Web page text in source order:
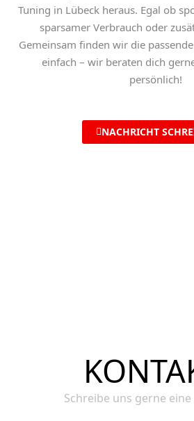
Tuning in Lübeck heraus. Egal ob
sparsamer Verbrauch oder
Gemeinsam finden wir die
einfach – wir beraten dich
persönlich!
NACHRICHT
Schreibe uns gerne